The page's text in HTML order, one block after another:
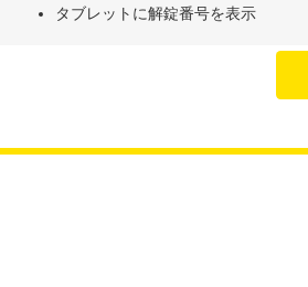
タブレットに解錠番号を表示